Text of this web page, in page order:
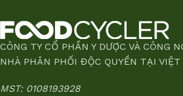
CÔNG TY CỔ PHẦN Y DƯỢC VÀ CÔNG
NHÀ PHÂN PHỐI ĐỘC QUYỀN TẠI VIỆT
MST: 0108193928